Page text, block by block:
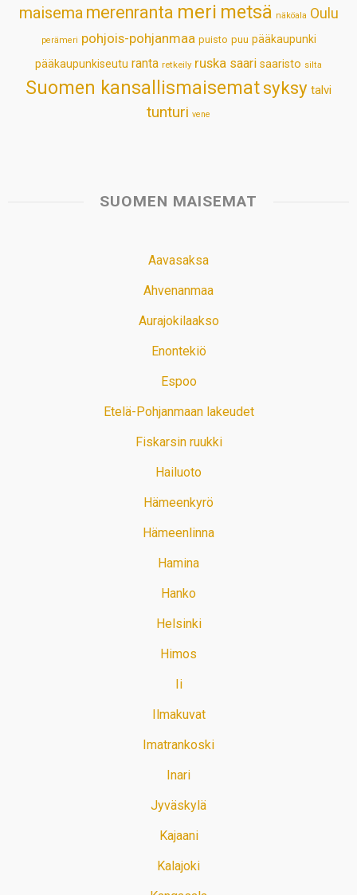
maisema merenranta meri metsä näköala Oulu
perämeri pohjois-pohjanmaa puisto puu pääkaupunki
pääkaupunkiseutu ranta retkeily ruska saari saaristo silta
Suomen kansallismaisematsyksy talvi
tunturi vene
SUOMEN MAISEMAT
Aavasaksa
Ahvenanmaa
Aurajokilaakso
Enontekiö
Espoo
Etelä-Pohjanmaan lakeudet
Fiskarsin ruukki
Hailuoto
Hämeenkyrö
Hämeenlinna
Hamina
Hanko
Helsinki
Himos
Ii
Ilmakuvat
Imatrankoski
Inari
Jyväskylä
Kajaani
Kalajoki